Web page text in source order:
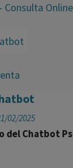
Consulta
02/2025
del Chatbot